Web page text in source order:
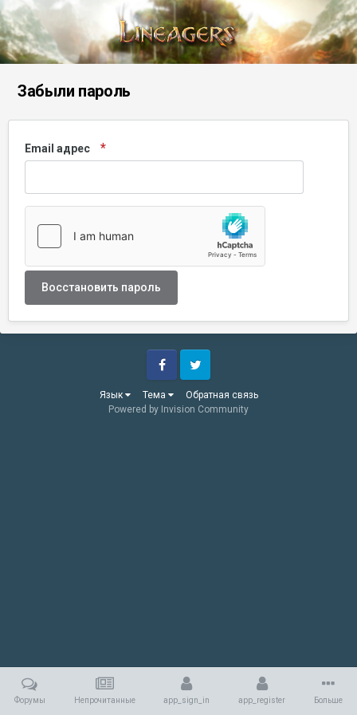
Забыли пароль
Email адрес
Восстановить пароль
Язык Тема Обратная связь
FacebookTwitter
Powered by Invision Community
Форумы Непрочитанные app_sign_in app_register Больше